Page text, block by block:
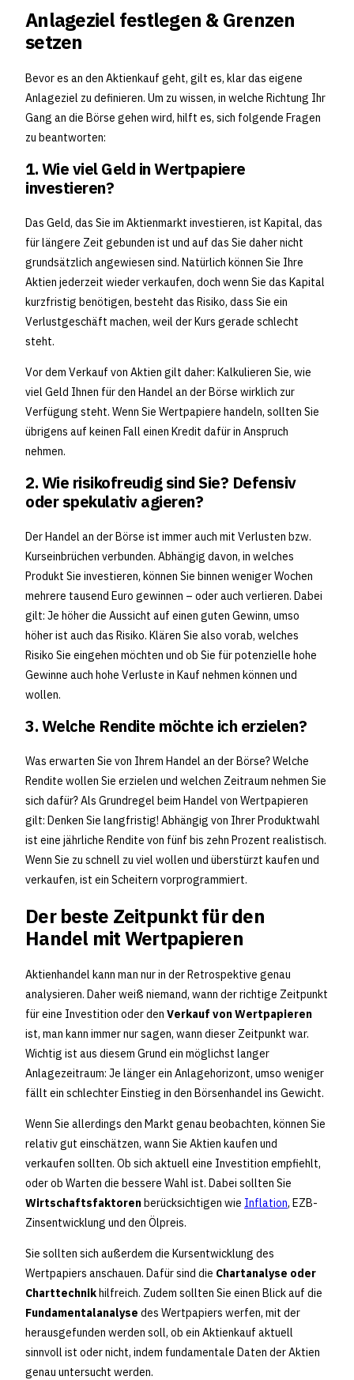
Anlageziel festlegen & Grenzen
setzen
Bevor es an den Aktienkauf geht, gilt es, klar das eigene
Anlageziel zu definieren. Um zu wissen, in welche Richtung Ihr
Gang an die Börse gehen wird, hilft es, sich folgende Fragen
zu beantworten:
1. Wie viel Geld in Wertpapiere
investieren?
Das Geld, das Sie im Aktienmarkt investieren, ist Kapital, das
für längere Zeit gebunden ist und auf das Sie daher nicht
grundsätzlich angewiesen sind. Natürlich können Sie Ihre
Aktien jederzeit wieder verkaufen, doch wenn Sie das Kapital
kurzfristig benötigen, besteht das Risiko, dass Sie ein
Verlustgeschäft machen, weil der Kurs gerade schlecht
steht.
Vor dem Verkauf von Aktien gilt daher: Kalkulieren Sie, wie
viel Geld Ihnen für den Handel an der Börse wirklich zur
Verfügung steht. Wenn Sie Wertpapiere handeln, sollten Sie
übrigens auf keinen Fall einen Kredit dafür in Anspruch
nehmen.
2. Wie risikofreudig sind Sie? Defensiv
oder spekulativ agieren?
Der Handel an der Börse ist immer auch mit Verlusten bzw.
Kurseinbrüchen verbunden. Abhängig davon, in welches
Produkt Sie investieren, können Sie binnen weniger Wochen
mehrere tausend Euro gewinnen – oder auch verlieren. Dabei
gilt: Je höher die Aussicht auf einen guten Gewinn, umso
höher ist auch das Risiko. Klären Sie also vorab, welches
Risiko Sie eingehen möchten und ob Sie für potenzielle hohe
Gewinne auch hohe Verluste in Kauf nehmen können und
wollen.
3. Welche Rendite möchte ich erzielen?
Was erwarten Sie von Ihrem Handel an der Börse? Welche
Rendite wollen Sie erzielen und welchen Zeitraum nehmen Sie
sich dafür? Als Grundregel beim Handel von Wertpapieren
gilt: Denken Sie langfristig! Abhängig von Ihrer Produktwahl
ist eine jährliche Rendite von fünf bis zehn Prozent realistisch.
Wenn Sie zu schnell zu viel wollen und überstürzt kaufen und
verkaufen, ist ein Scheitern vorprogrammiert.
Der beste Zeitpunkt für den
Handel mit Wertpapieren
Aktienhandel kann man nur in der Retrospektive genau
analysieren. Daher weiß niemand, wann der richtige Zeitpunkt
für eine Investition oder den Verkauf von Wertpapieren
ist, man kann immer nur sagen, wann dieser Zeitpunkt war.
Wichtig ist aus diesem Grund ein möglichst langer
Anlagezeitraum: Je länger ein Anlagehorizont, umso weniger
fällt ein schlechter Einstieg in den Börsenhandel ins Gewicht.
Wenn Sie allerdings den Markt genau beobachten, können Sie
relativ gut einschätzen, wann Sie Aktien kaufen und
verkaufen sollten. Ob sich aktuell eine Investition empfiehlt,
oder ob Warten die bessere Wahl ist. Dabei sollten Sie
Wirtschaftsfaktorenberücksichtigen wie Inflation, EZB-
Zinsentwicklung und den Ölpreis.
Sie sollten sich außerdem die Kursentwicklung des
Wertpapiers anschauen. Dafür sind die Chartanalyse oder
Charttechnikhilfreich. Zudem sollten Sie einen Blick auf die
Fundamentalanalyse des Wertpapiers werfen, mit der
herausgefunden werden soll, ob ein Aktienkauf aktuell
sinnvoll ist oder nicht, indem fundamentale Daten der Aktien
genau untersucht werden.